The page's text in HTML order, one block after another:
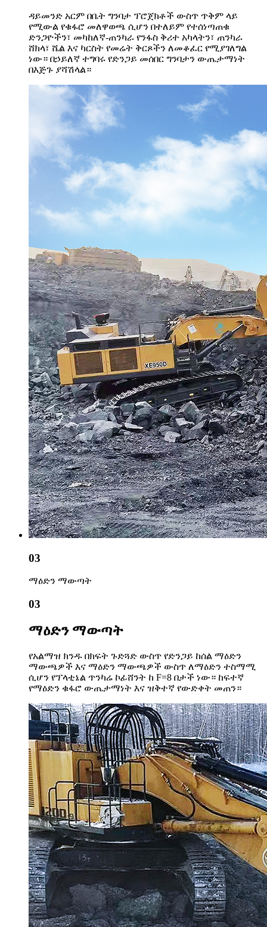
ዳይመንድ አርም በቤት ግንባታ ፕሮጀክቶች ውስጥ ጥቅም ላይ
የሚውል የቁፋሮ መለዋወጫ ሲሆን በተለይም የተሰነጣጠቁ
ድንጋዮችን፣ መካከለኛ-ጠንካራ የንፋስ ቅሪተ አካላትን፣ ጠንካራ
ሸክላ፣ ሼል እና ካርስት የመሬት ቅርጾችን ለመቆፈር የሚያገለግል
ነው። በኃይለኛ ተግባሩ የድንጋይ መሰበር ግንባታን ውጤታማነት
በእጅጉ ያሻሽላል።
03
ማዕድን ማውጣት
03
ማዕድን ማውጣት
የአልማዝ ክንዱ በክፍት ጉድጓድ ውስጥ የድንጋይ ከሰል ማዕድን
ማውጫዎች እና ማዕድን ማውጫዎች ውስጥ ለማዕድን ተስማሚ
ሲሆን የፕላቲኔል ጥንካሬ ኮፊሸንት ከ F=8 በታች ነው። ከፍተኛ
የማዕድን ቁፋሮ ውጤታማነት እና ዝቅተኛ የውድቀት መጠን።